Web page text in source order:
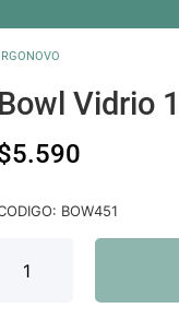
Bowl Vidrio
5.590
BOW451